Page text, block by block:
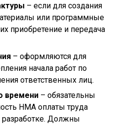
– если для создания
или программные
приобретение и передача
– оформляются для
начала работ по
ответственных лиц.
времени – обязательны
НМА оплаты труда
разработке. Должны